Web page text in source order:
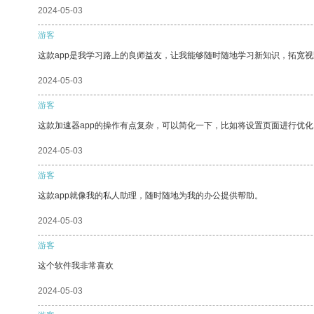
2024-05-03
游客
这款app是我学习路上的良师益友，让我能够随时随地学习新知识，拓宽
2024-05-03
游客
这款加速器app的操作有点复杂，可以简化一下，比如将设置页面进行优
2024-05-03
游客
这款app就像我的私人助理，随时随地为我的办公提供帮助。
2024-05-03
游客
这个软件我非常喜欢
2024-05-03